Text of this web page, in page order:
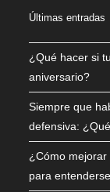
Últimas entradas
¿Qué hacer si
aniversario?
Siempre que
defensiva:
¿Cómo
para